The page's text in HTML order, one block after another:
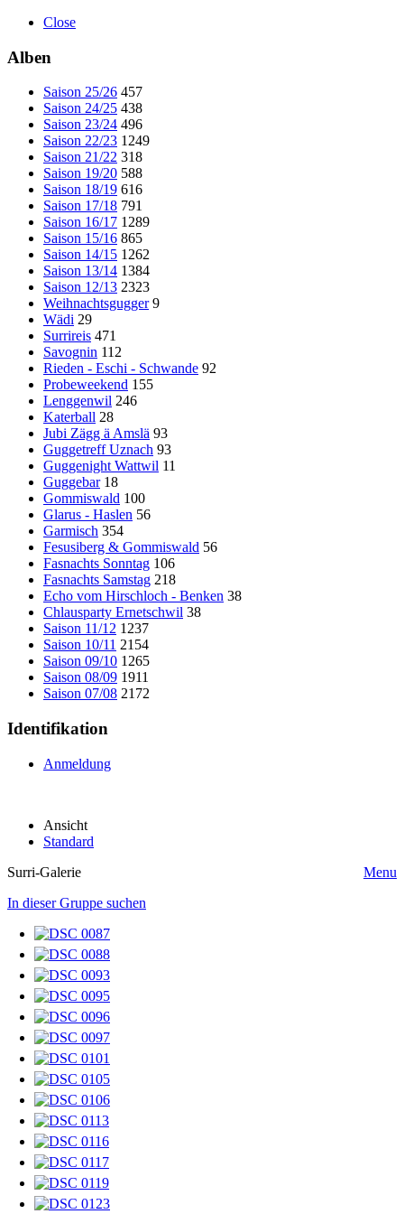
Close
Alben
Saison 25/26 457
Saison 24/25 438
Saison 23/24 496
Saison 22/23 1249
Saison 21/22 318
Saison 19/20 588
Saison 18/19 616
Saison 17/18 791
Saison 16/17 1289
Saison 15/16 865
Saison 14/15 1262
Saison 13/14 1384
Saison 12/13 2323
Weihnachtsgugger 9
Wädi 29
Surrireis 471
Savognin 112
Rieden - Eschi - Schwande 92
Probeweekend 155
Lenggenwil 246
Katerball 28
Jubi Zägg ä Amslä 93
Guggetreff Uznach 93
Guggenight Wattwil 11
Guggebar 18
Gommiswald 100
Glarus - Haslen 56
Garmisch 354
Fesusiberg & Gommiswald 56
Fasnachts Sonntag 106
Fasnachts Samstag 218
Echo vom Hirschloch - Benken 38
Chlausparty Ernetschwil 38
Saison 11/12 1237
Saison 10/11 2154
Saison 09/10 1265
Saison 08/09 1911
Saison 07/08 2172
Identifikation
Anmeldung
Ansicht
Standard
Surri-Galerie
Menu
In dieser Gruppe suchen